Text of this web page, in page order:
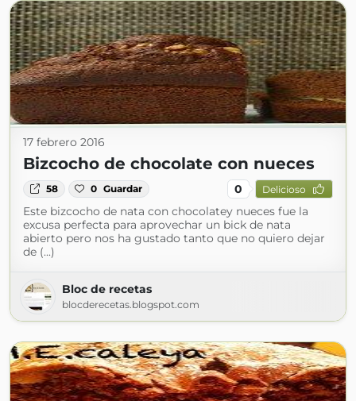
17 febrero 2016
Bizcocho de chocolate con nueces
58 0 Guardar 0 Delicioso
Este bizcocho de nata con chocolatey nueces fue la
excusa perfecta para aprovechar un bick de nata
abierto pero nos ha gustado tanto que no quiero dejar
de (...)
Bloc de recetas
blocderecetas.blogspot.com